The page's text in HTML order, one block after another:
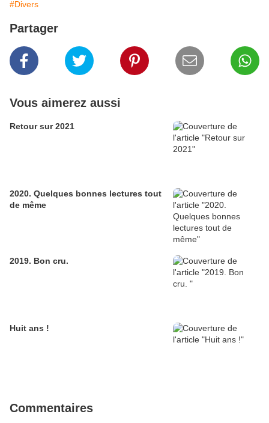
#Divers
Partager
Vous aimerez aussi
Retour sur 2021
2020. Quelques bonnes lectures tout
de même
2019. Bon cru.
Huit ans !
Commentaires